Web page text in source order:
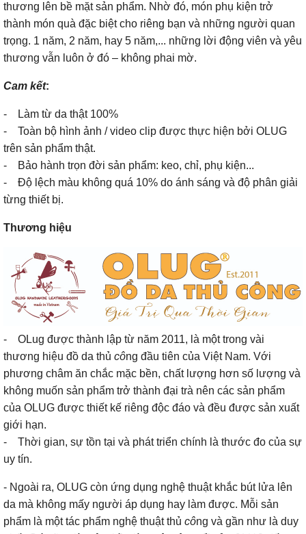
thương lên bề mặt sản phẩm. Nhờ đó, món phụ kiện trở
thành món quà đặc biệt cho riêng bạn và những người quan
trọng. 1 năm, 2 năm, hay 5 năm,... những lời động viên và yêu
thương vẫn luôn ở đó – không phai mờ.
Cam kết:
- Làm từ da thật 100%
- Toàn bộ hình ảnh / video clip được thực hiện bởi OLUG
trên sản phẩm thật.
- Bảo hành trọn đời sản phẩm: keo, chỉ, phụ kiện...
- Độ lệch màu không quá 10% do ánh sáng và độ phân giải
từng thiết bị.
Thương hiệu
- OLug được thành lập từ năm 2011, là một trong vài
thương hiệu đồ da thủ công đầu tiên của Việt Nam. Với
phương châm ăn chắc mặc bền, chất lượng hơn số lượng và
không muốn sản phẩm trở thành đại trà nên các sản phẩm
của OLUG được thiết kế riêng độc đáo và đều được sản xuất
giới hạn.
- Thời gian, sự tồn tại và phát triển chính là thước đo của sự
uy tín.
- Ngoài ra, OLUG còn ứng dụng nghệ thuật khắc bút lửa lên
da mà không mấy người áp dụng hay làm được. Mỗi sản
phẩm là một tác phẩm nghệ thuật thủ công và gần như là duy